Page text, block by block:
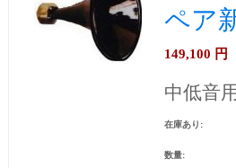
ペア
149,100 円
中低音
在庫あり:
数量: